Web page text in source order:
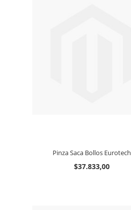
Pinza Saca Bollos Eurotech
$37.833,00